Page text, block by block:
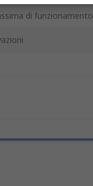
di funzionamento